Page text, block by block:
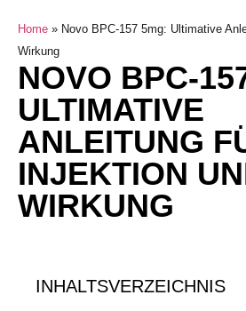
Home » Novo BPC-157 5mg: Ultimative
Wirkung
NOVO BPC-
ULTIMATIVE
ANLEITUNG
INJEKTION
WIRKUNG
INHALTSVERZEICHNIS